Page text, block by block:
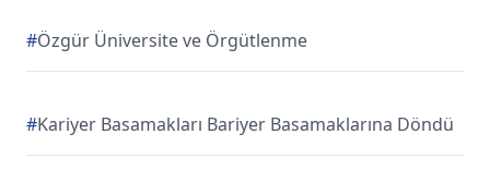
#Özgür Üniversite ve Örgütlenme
#Kariyer Basamakları Bariyer Basamaklarına Döndü